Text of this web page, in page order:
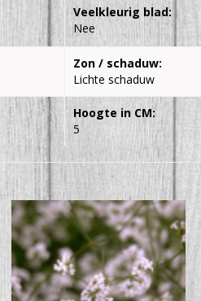
Veelkleurig blad:
Nee
Zon / schaduw:
Lichte schaduw
Hoogte in CM:
5